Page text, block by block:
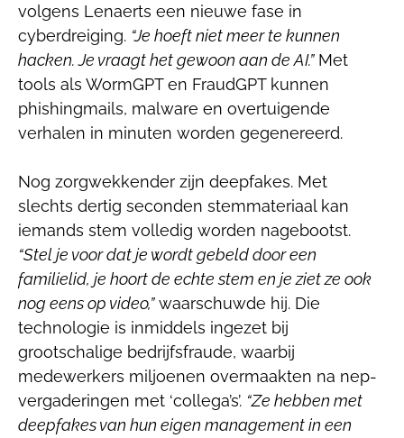
volgens Lenaerts een nieuwe fase in
cyberdreiging. “Je hoeft niet meer te kunnen
hacken. Je vraagt het gewoon aan de AI.”Met
tools als WormGPT en FraudGPT kunnen
phishingmails, malware en overtuigende
verhalen in minuten worden gegenereerd.
Nog zorgwekkender zijn deepfakes. Met
slechts dertig seconden stemmateriaal kan
iemands stem volledig worden nagebootst.
“Stel je voor dat je wordt gebeld door een
familielid, je hoort de echte stem en je ziet ze ook
nog eens op video,”waarschuwde hij. Die
technologie is inmiddels ingezet bij
grootschalige bedrijfsfraude, waarbij
medewerkers miljoenen overmaakten na nep-
vergaderingen met ‘collega’s’. “Ze hebben met
deepfakes van hun eigen management in een